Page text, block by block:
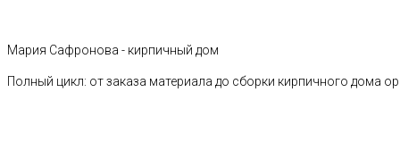
Мария Сафронова - кирпичный дом
Полный цикл: от заказа материала до сборки кирпичного дома